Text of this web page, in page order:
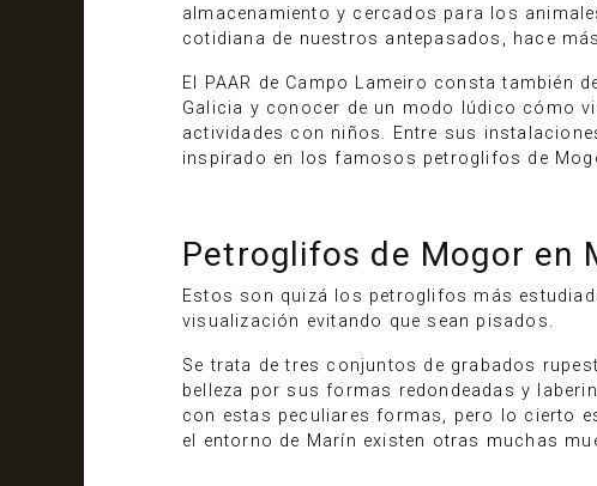
almacenamiento y cercados para los
cotidiana de nuestros antepasados, hace
El PAAR de Campo Lameiro consta también
Galicia y conocer de un modo lúdico cómo
actividades con niños. Entre sus
inspirado en los famosos petroglifos de
Petroglifos de Mogor en
Estos son quizá los petroglifos más
visualización evitando que sean pisados.
Se trata de tres conjuntos de grabados
belleza por sus formas redondeadas y
con estas peculiares formas, pero lo cierto
el entorno de Marín existen otras muchas